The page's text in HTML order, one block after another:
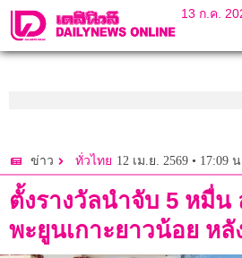
13 ก.ค.
ข่าว ทั่วไทย 12 เม.ย. 2569 • 17:09 น.
ตั้งรางวัลนำจับ 5 หมื่
พะยูนเกาะยาวน้อย ห